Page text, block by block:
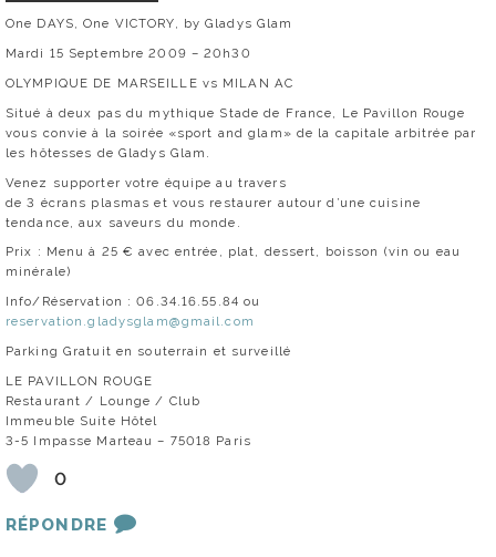
One DAYS, One VICTORY, by Gladys Glam
Mardi 15 Septembre 2009 – 20h30
OLYMPIQUE DE MARSEILLE vs MILAN AC
Situé à deux pas du mythique Stade de France, Le Pavillon Rouge
vous convie à la soirée «sport and glam» de la capitale arbitrée par
les hôtesses de Gladys Glam.
Venez supporter votre équipe au travers
de 3 écrans plasmas et vous restaurer autour d’une cuisine
tendance, aux saveurs du monde.
Prix : Menu à 25 € avec entrée, plat, dessert, boisson (vin ou eau
minérale)
Info/Réservation : 06.34.16.55.84 ou
reservation.gladysglam@gmail.com
Parking Gratuit en souterrain et surveillé
LE PAVILLON ROUGE
Restaurant / Lounge / Club
Immeuble Suite Hôtel
3-5 Impasse Marteau – 75018 Paris
0
RÉPONDRE